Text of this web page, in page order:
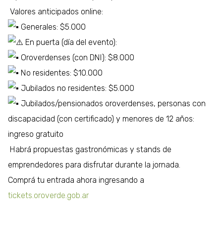
Valores anticipados online:
Generales: $5.000
En puerta (día del evento):
Oroverdenses (con DNI): $8.000
No residentes: $10.000
Jubilados no residentes: $5.000
Jubilados/pensionados oroverdenses, personas con
discapacidad (con certificado) y menores de 12 años:
ingreso gratuito
Habrá propuestas gastronómicas y stands de
emprendedores para disfrutar durante la jornada.
Comprá tu entrada ahora ingresando a
tickets.oroverde.gob.ar